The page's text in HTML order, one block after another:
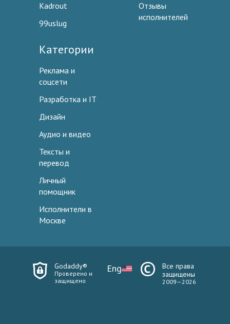
Kadrout
99uslug
Отзывы
исполнителей
Категории
Реклама и
соцсети
Разработка и IT
Дизайн
Аудио и видео
Тексты и
перевод
Личный
помощник
Исполнители в
Москве
Godaddy®
Проверено и
защищено
Eng
Все права
защищены
2009—2026